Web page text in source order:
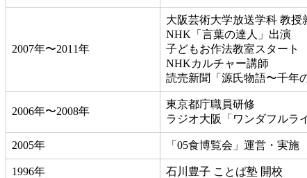
2007年〜2011年
大阪芸術大学放送学科 教授
NHK「言葉の達人」出演
子どもお作法教室スタート
NHKカルチャー講師
読売新聞「源氏物語〜千年
2006年〜2008年
東京都庁職員研修
ラジオ大阪「ワンダフルラ
2005年 「05食博覧会」運営・実施
1996年 石川豊子 ことば塾 開校